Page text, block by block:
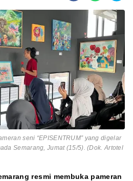
seni “EPISENTRUM” yang digelar
Semarang, Jumat (15/5). (Dok. Artotel
resmi membuka pameran